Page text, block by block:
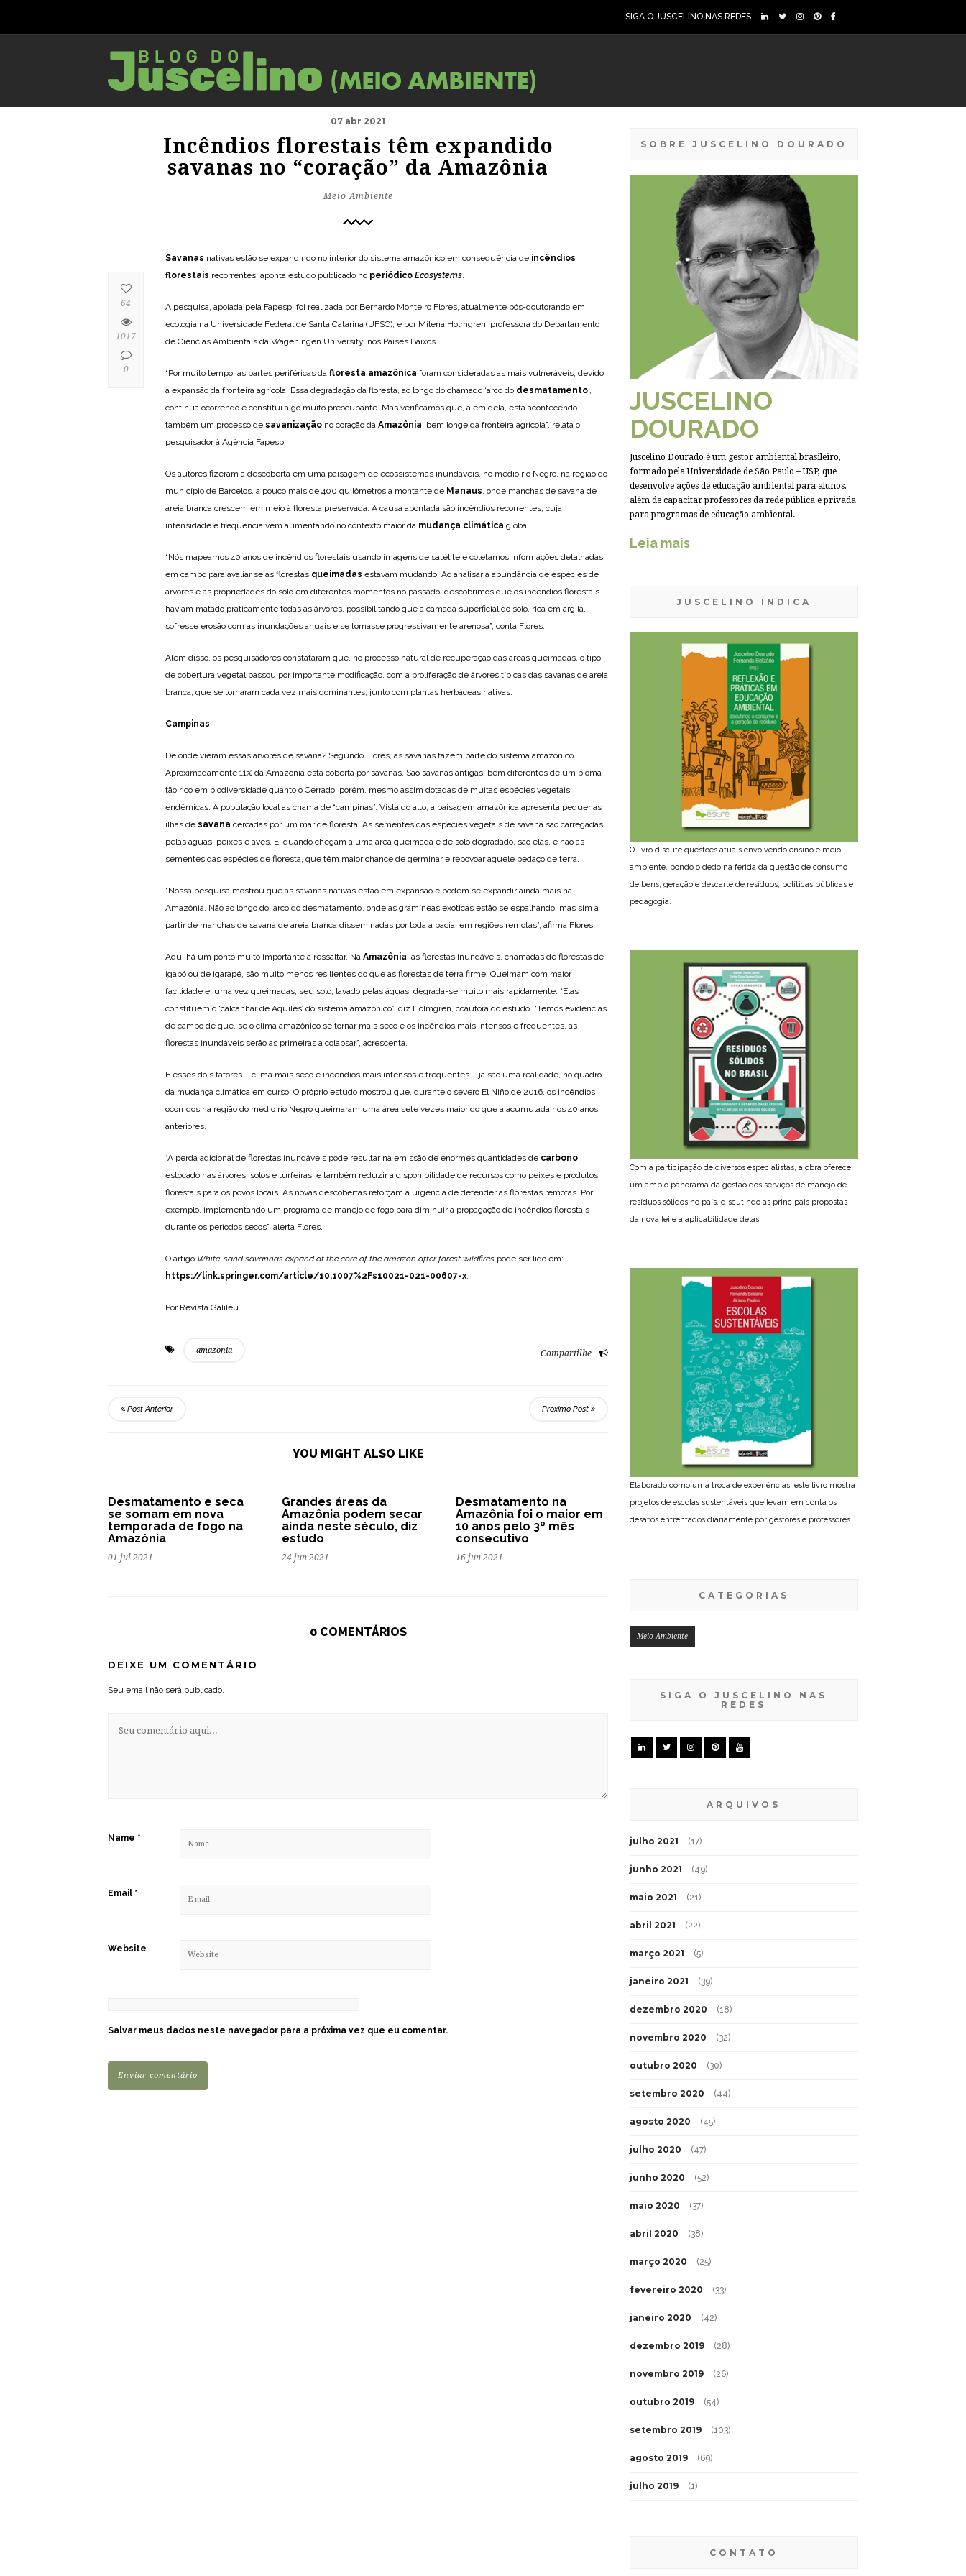
SIGA O JUSCELINO NAS REDES
07 abr 2021
Incêndios florestais têm expandido
savanas no “coração” da Amazônia
Meio Ambiente
Savanas nativas estão se expandindo no interior do sistema amazônico em consequência de incêndios
florestais recorrentes, aponta estudo publicado no periódico Ecosystems.
A pesquisa, apoiada pela Fapesp, foi realizada por Bernardo Monteiro Flores, atualmente pós-doutorando em
ecologia na Universidade Federal de Santa Catarina (UFSC), e por Milena Holmgren, professora do Departamento
de Ciências Ambientais da Wageningen University, nos Países Baixos.
“Por muito tempo, as partes periféricas da floresta amazônica foram consideradas as mais vulneráveis, devido
à expansão da fronteira agrícola. Essa degradação da floresta, ao longo do chamado ‘arco do desmatamento’,
continua ocorrendo e constitui algo muito preocupante. Mas verificamos que, além dela, está acontecendo
também um processo de savanização no coração da Amazônia, bem longe da fronteira agrícola”, relata o
pesquisador à Agência Fapesp.
Os autores fizeram a descoberta em uma paisagem de ecossistemas inundáveis, no médio rio Negro, na região do
município de Barcelos, a pouco mais de 400 quilômetros a montante de Manaus, onde manchas de savana de
areia branca crescem em meio à floresta preservada. A causa apontada são incêndios recorrentes, cuja
intensidade e frequência vêm aumentando no contexto maior da mudança climática global.
“Nós mapeamos 40 anos de incêndios florestais usando imagens de satélite e coletamos informações detalhadas
em campo para avaliar se as florestas queimadas estavam mudando. Ao analisar a abundância de espécies de
árvores e as propriedades do solo em diferentes momentos no passado, descobrimos que os incêndios florestais
haviam matado praticamente todas as árvores, possibilitando que a camada superficial do solo, rica em argila,
sofresse erosão com as inundações anuais e se tornasse progressivamente arenosa”, conta Flores.
Além disso, os pesquisadores constataram que, no processo natural de recuperação das áreas queimadas, o tipo
de cobertura vegetal passou por importante modificação, com a proliferação de árvores típicas das savanas de areia
branca, que se tornaram cada vez mais dominantes, junto com plantas herbáceas nativas.
Campinas
De onde vieram essas árvores de savana? Segundo Flores, as savanas fazem parte do sistema amazônico.
Aproximadamente 11% da Amazônia está coberta por savanas. São savanas antigas, bem diferentes de um bioma
tão rico em biodiversidade quanto o Cerrado, porém, mesmo assim dotadas de muitas espécies vegetais
endêmicas. A população local as chama de “campinas”. Vista do alto, a paisagem amazônica apresenta pequenas
ilhas de savana cercadas por um mar de floresta. As sementes das espécies vegetais de savana são carregadas
pelas águas, peixes e aves. E, quando chegam a uma área queimada e de solo degradado, são elas, e não as
sementes das espécies de floresta, que têm maior chance de germinar e repovoar aquele pedaço de terra.
“Nossa pesquisa mostrou que as savanas nativas estão em expansão e podem se expandir ainda mais na
Amazônia. Não ao longo do ‘arco do desmatamento’, onde as gramíneas exóticas estão se espalhando, mas sim a
partir de manchas de savana de areia branca disseminadas por toda a bacia, em regiões remotas”, afirma Flores.
Aqui há um ponto muito importante a ressaltar. Na Amazônia, as florestas inundáveis, chamadas de florestas de
igapó ou de igarapé, são muito menos resilientes do que as florestas de terra firme. Queimam com maior
facilidade e, uma vez queimadas, seu solo, lavado pelas águas, degrada-se muito mais rapidamente. “Elas
constituem o ‘calcanhar de Aquiles’ do sistema amazônico”, diz Holmgren, coautora do estudo. “Temos evidências
de campo de que, se o clima amazônico se tornar mais seco e os incêndios mais intensos e frequentes, as
florestas inundáveis serão as primeiras a colapsar”, acrescenta.
E esses dois fatores – clima mais seco e incêndios mais intensos e frequentes – já são uma realidade, no quadro
da mudança climática em curso. O próprio estudo mostrou que, durante o severo El Niño de 2016, os incêndios
ocorridos na região do médio rio Negro queimaram uma área sete vezes maior do que a acumulada nos 40 anos
anteriores.
“A perda adicional de florestas inundáveis pode resultar na emissão de enormes quantidades de carbono,
estocado nas árvores, solos e turfeiras, e também reduzir a disponibilidade de recursos como peixes e produtos
florestais para os povos locais. As novas descobertas reforçam a urgência de defender as florestas remotas. Por
exemplo, implementando um programa de manejo de fogo para diminuir a propagação de incêndios florestais
durante os períodos secos”, alerta Flores.
O artigo White-sand savannas expand at the core of the amazon after forest wildfires pode ser lido em:
https://link.springer.com/article/10.1007%2Fs10021-021-00607-x.
Por Revista Galileu
amazonia Compartilhe
64
1017
0
Post Anterior Próximo Post
YOU MIGHT ALSO LIKE
Desmatamento e seca
se somam em nova
temporada de fogo na
Amazônia
01 jul 2021
Grandes áreas da
Amazônia podem secar
ainda neste século, diz
estudo
24 jun 2021
Desmatamento na
Amazônia foi o maior em
10 anos pelo 3º mês
consecutivo
16 jun 2021
0 COMENTÁRIOS
DEIXE UM COMENTÁRIO
Seu email não será publicado.
Name *
Email *
Website
Salvar meus dados neste navegador para a próxima vez que eu comentar.
SOBRE JUSCELINO DOURADO
JUSCELINO
DOURADO
Juscelino Dourado é um gestor ambiental brasileiro,
formado pela Universidade de São Paulo – USP, que
desenvolve ações de educação ambiental para alunos,
além de capacitar professores da rede pública e privada
para programas de educação ambiental.
Leia mais
JUSCELINO INDICA
O livro discute questões atuais envolvendo ensino e meio
ambiente, pondo o dedo na ferida da questão de consumo
de bens, geração e descarte de resíduos, políticas públicas e
pedagogia.
Com a participação de diversos especialistas, a obra oferece
um amplo panorama da gestão dos serviços de manejo de
resíduos sólidos no país, discutindo as principais propostas
da nova lei e a aplicabilidade delas.
Elaborado como uma troca de experiências, este livro mostra
projetos de escolas sustentáveis que levam em conta os
desafios enfrentados diariamente por gestores e professores.
CATEGORIAS
Meio Ambiente
SIGA O JUSCELINO NAS
REDES
ARQUIVOS
julho 2021 (17)
junho 2021 (49)
maio 2021 (21)
abril 2021 (22)
março 2021 (5)
janeiro 2021 (39)
dezembro 2020 (18)
novembro 2020 (32)
outubro 2020 (30)
setembro 2020 (44)
agosto 2020 (45)
julho 2020 (47)
junho 2020 (52)
maio 2020 (37)
abril 2020 (38)
março 2020 (25)
fevereiro 2020 (33)
janeiro 2020 (42)
dezembro 2019 (28)
novembro 2019 (26)
outubro 2019 (54)
setembro 2019 (103)
agosto 2019 (69)
julho 2019 (1)
CONTATO